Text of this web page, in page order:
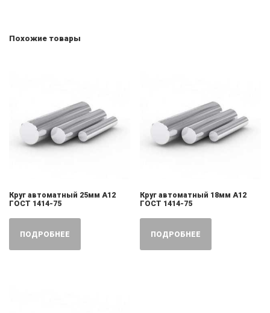
Похожие товары
Круг автоматный 25мм А12
ГОСТ 1414-75
ПОДРОБНЕЕ
Круг автоматный 18мм А12
ГОСТ 1414-75
ПОДРОБНЕЕ